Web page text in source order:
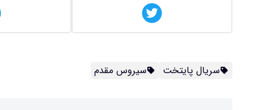
سریال پایتخت سیروس مقدم